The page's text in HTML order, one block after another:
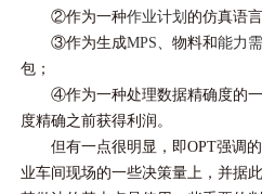
②作为一种作业计划 的仿真语言
③作为生成MPS、物料和能力
包；
④作为一种处理数据精确度的一
度精确之前获得利润。
但有一点很明显，即OPT强调的
业车间现场的一些决策量上，并据